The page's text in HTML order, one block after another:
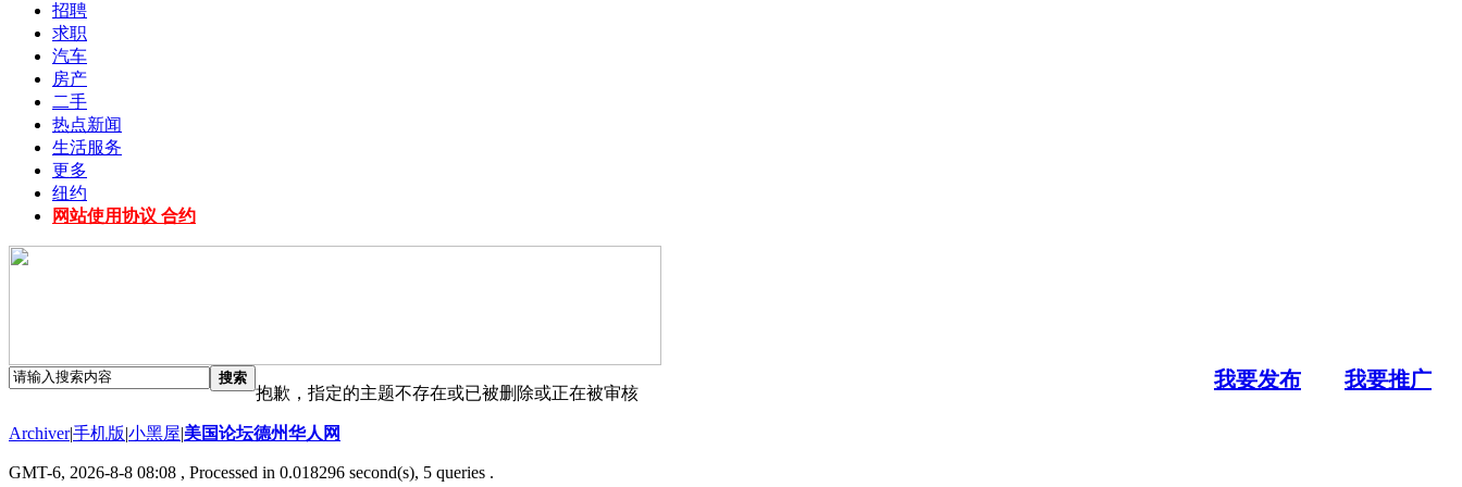
招聘
求职
汽车
房产
二手
热点新闻
生活服务
更多
纽约
网站使用协议 合约
搜索 我要发布 我要推广
抱歉，指定的主题不存在或已被删除或正在被审核
Archiver|手机版|小黑屋|美国论坛德州华人网
GMT-6, 2026-8-8 08:08 , Processed in 0.018296 second(s), 5 queries .